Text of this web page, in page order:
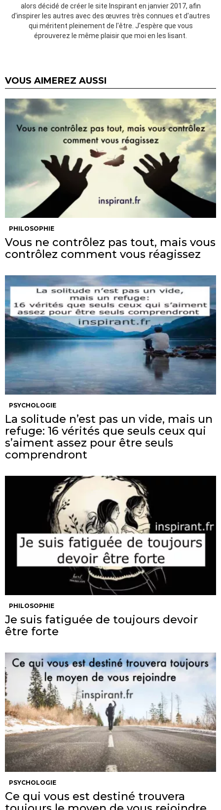
alors décidé de créer le site Inspirant en janvier 2017, afin
d'inspirer les autres avec des œuvres très connues et d'autres
qui méritent pleinement de l'être. J'espère que vous
éprouverez le même plaisir que moi en les lisant.
VOUS AIMEREZ AUSSI
PHILOSOPHIE
Vous ne contrôlez pas tout, mais vous
contrôlez comment vous réagissez
PSYCHOLOGIE
La solitude n’est pas un vide, mais un
refuge: 16 vérités que seuls ceux qui
s’aiment assez pour être seuls
comprendront
PHILOSOPHIE
Je suis fatiguée de toujours devoir
être forte
PSYCHOLOGIE
Ce qui vous est destiné trouvera